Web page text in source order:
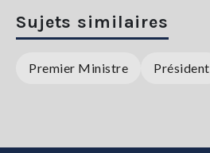
Sujets similaires
Premier Ministre Président